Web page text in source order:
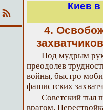
Киев в
4.
Под мудрым
преодолев
войны, быстро
фашистских
Советский тыл
врагом.